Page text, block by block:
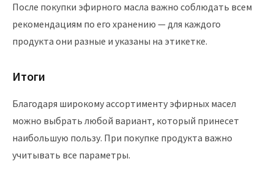
После покупки эфирного масла важно соблюдать всем
рекомендациям по его хранению — для каждого
продукта они разные и указаны на этикетке.
Итоги
Благодаря широкому ассортименту эфирных масел
можно выбрать любой вариант, который принесет
наибольшую пользу. При покупке продукта важно
учитывать все параметры.